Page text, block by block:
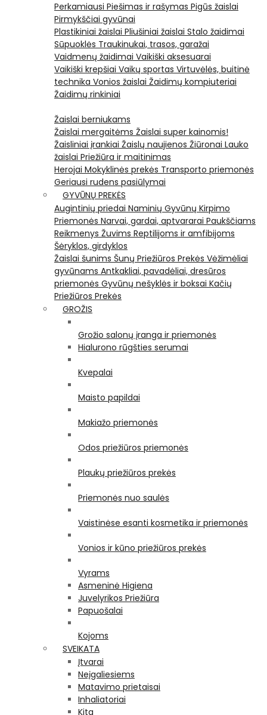
Perkamiausi Piešimas ir rašymas Pigūs žaislai
Pirmykščiai gyvūnai
Plastikiniai žaislai Pliušiniai žaislai Stalo žaidimai
Sūpuoklės Traukinukai, trasos, garažai
Vaidmenų žaidimai Vaikiški aksesuarai
Vaikiški krepšiai Vaikų sportas Virtuvėlės, buitinė
technika Vonios žaislai Žaidimų kompiuteriai
Žaidimų rinkiniai
Žaislai berniukams
Žaislai mergaitėms Žaislai super kainomis!
Žaisliniai įrankiai Žaislų naujienos Žiūronai Lauko
žaislai Priežiūra ir maitinimas
Herojai Mokyklinės prekės Transporto priemonės
Geriausi rudens pasiūlymai
GYVŪNŲ PREKĖS
Augintinių priedai Naminių Gyvūnų Kirpimo
Priemonės Narvai, gardai, aptvararai Paukščiams
Reikmenys Žuvims Reptilijoms ir amfibijoms
Šėryklos, girdyklos
Žaislai šunims Šunų Priežiūros Prekės Vėžimėliai
gyvūnams Antkakliai, pavadėliai, dresūros
priemonės Gyvūnų nešyklės ir boksai Kačių
Priežiūros Prekės
GROŽIS
Grožio salonų įranga ir priemonės
Hialurono rūgšties serumai
Kvepalai
Maisto papildai
Makiažo priemonės
Odos priežiūros priemonės
Plaukų priežiūros prekės
Priemonės nuo saulės
Vaistinėse esanti kosmetika ir priemonės
Vonios ir kūno priežiūros prekės
Vyrams
Asmeninė Higiena
Juvelyrikos Priežiūra
Papuošalai
Kojoms
SVEIKATA
Įtvarai
Neįgaliesiems
Matavimo prietaisai
Inhaliatoriai
Kita